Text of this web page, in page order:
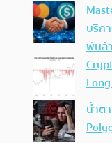
บริก
พันล้
น้ำต